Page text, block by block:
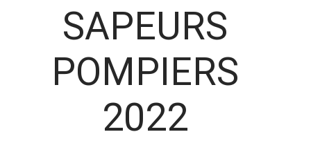
SAPEURS
POMPIERS
2022